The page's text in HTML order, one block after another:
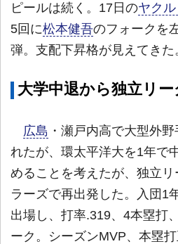
ピールは続く。17日のヤクル
5回に松本健吾のフォークを
弾。支配下昇格が見えてきた
大学中退から独立リ
広島 ・瀬戸内高で大型外
れたが、環太平洋大を1年で
めることを考えたが、独立
ラーズで再出発した。入団1
出場し、打率.319、4本塁打
ーク。シーズンMVP、本塁